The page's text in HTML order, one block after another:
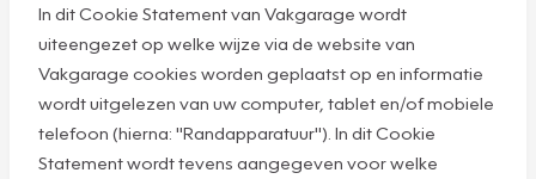
In dit Cookie Statement van Vakgarage wordt
uiteengezet op welke wijze via de website van
Vakgarage cookies worden geplaatst op en informatie
wordt uitgelezen van uw computer, tablet en/of mobiele
telefoon (hierna: "Randapparatuur"). In dit Cookie
Statement wordt tevens aangegeven voor welke